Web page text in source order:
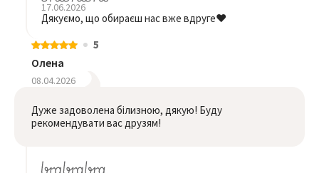
17.06.2026
Дякуємо, що обираєш нас вже вдруге❤️
5
Олена
08.04.2026
Дуже задоволена білизною, дякую! Буду
рекомендувати вас друзям!